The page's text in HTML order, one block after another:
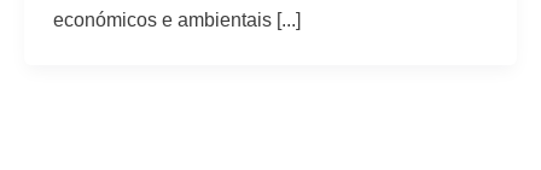
económicos e ambientais [...]